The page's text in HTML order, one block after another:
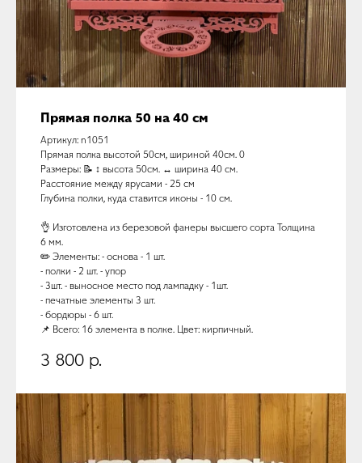
Прямая полка 50 на 40 см
Артикул: n1051
Прямая полка высотой 50см, шириной 40см. 0
Размеры: 📝 ↕️ высота 50см. ↔️ ширина 40 см.
Расстояние между ярусами - 25 см
Глубина полки, куда ставится иконы - 10 см.
👌 Изготовлена из березовой фанеры высшего сорта Толщина
6 мм.
✏️ Элементы: - основа - 1 шт.
- полки - 2 шт. - упор
- 3шт. - выносное место под лампадку - 1шт.
- печатные элементы 3 шт.
- бордюры - 6 шт.
📌 Всего: 16 элемента в полке. Цвет: кирпичный.
3 800 р.